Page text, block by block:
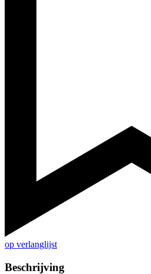
op verlanglijst
Beschrijving